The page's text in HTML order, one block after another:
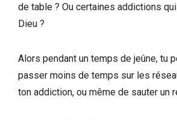
de table ? Ou certaines addictions
Dieu ?
Alors pendant un temps de jeûne, tu
passer moins de temps sur les
ton addiction, ou même de sauter un